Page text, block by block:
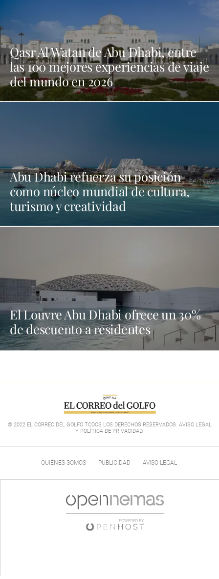
Qasr Al Watan de Abu Dhabi, entre
las 100 mejores experiencias de viaje
del mundo en 2026
Abu Dhabi refuerza su posición
como núcleo mundial de cultura,
turismo y creatividad
El Louvre Abu Dhabi ofrece un 30%
de descuento a residentes
© 2022 EL CORREO DEL GOLFO TODOS LOS DERECHOS RESERVADOS. AVISO LEGAL
Y POLÍTICA DE PRIVACIDAD.
QUIÉNES SOMOS PUBLICIDAD AVISO LEGAL